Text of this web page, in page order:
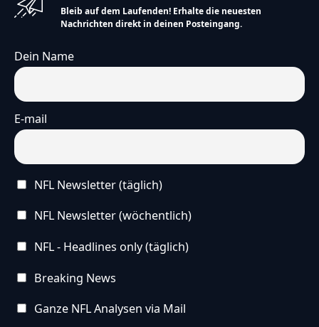
Bleib auf dem Laufenden! Erhalte die neuesten
Nachrichten direkt in deinen Posteingang.
Dein Name
E-mail
NFL Newsletter (täglich)
NFL Newsletter (wöchentlich)
NFL - Headlines only (täglich)
Breaking News
Ganze NFL Analysen via Mail